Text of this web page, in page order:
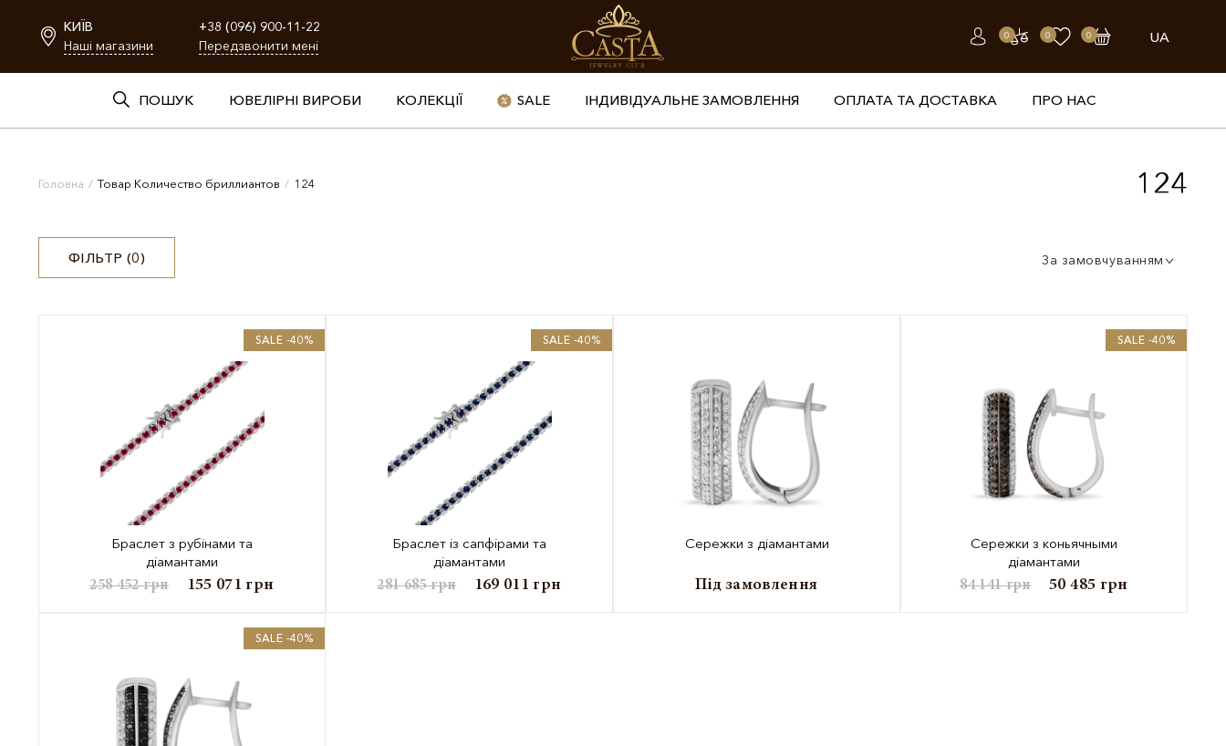
КИЇВ
Наші магазини
+38 (096) 900-11-22
Передзвонити мені
0 0 0 UA
ПОШУК ЮВЕЛІРНІ ВИРОБИ КОЛЕКЦІЇ SALE ІНДИВІДУАЛЬНЕ ЗАМОВЛЕННЯ ОПЛАТА ТА ДОСТАВКА ПРО НАС
Головна / Товар Количество бриллиантов / 124 124
ФІЛЬТР (0) За замовчуванням
SALE -40%
Браслет з рубінами та
діамантами
258 452грн 155 071грн
SALE -40%
Браслет із сапфірами та
діамантами
281 685грн 169 011грн
Сережки з діамантами
Під замовлення
SALE -40%
Сережки з коньячными
діамантами
84 141грн 50 485 грн
SALE -40%